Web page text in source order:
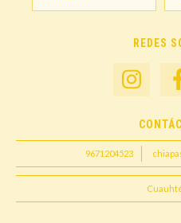
REDES
9671204523